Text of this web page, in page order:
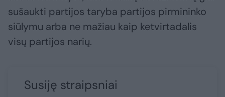
sušaukti partijos taryba partijos pirmininko
siūlymu arba ne mažiau kaip ketvirtadalis
visų partijos narių.
Susiję straipsniai